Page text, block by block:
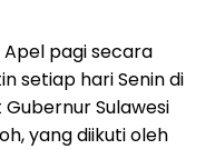
pagi secara
setiap hari Senin di
Sulawesi
yang diikuti oleh